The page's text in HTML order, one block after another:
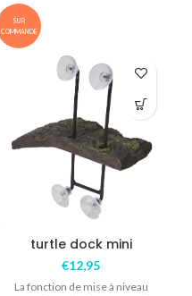
SUR
COMMANDE
turtle dock mini
€12,95
La fonction de mise à niveau